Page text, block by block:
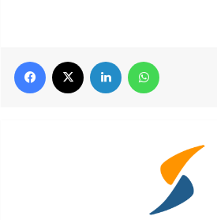
Facebook Linkedin